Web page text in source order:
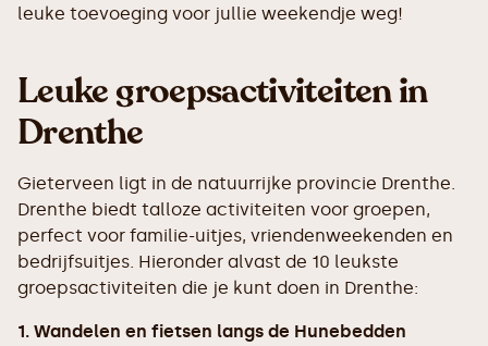
leuke toevoeging voor jullie weekendje weg!
Leuke groepsactiviteiten in
Drenthe
Gieterveen ligt in de natuurrijke provincie Drenthe.
Drenthe biedt talloze activiteiten voor groepen,
perfect voor familie-uitjes, vriendenweekenden en
bedrijfsuitjes. Hieronder alvast de 10 leukste
groepsactiviteiten die je kunt doen in Drenthe:
1. Wandelen en fietsen langs de Hunebedden